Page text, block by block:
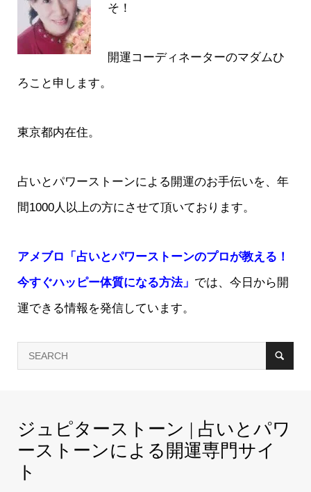
そ！
開運コーディネーターのマダムひ
ろこと申します。
東京都内在住。
占いとパワーストーンによる開運のお手伝いを、年
間1000人以上の方にさせて頂いております。
アメブロ「占いとパワーストーンのプロが教える！
今すぐハッピー体質になる方法」 では、今日から開
運できる情報を発信しています。
ジュピターストーン | 占いとパワ
ーストーンによる開運専門サイ
ト